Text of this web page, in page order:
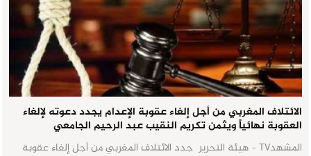
الائتلاف المغربي من أجل إلغاء عقوبة الإعدام يجدد دعوته لإلغاء
العقوبة نهائياً ويثمن تكريم النقيب عبد الرحيم الجامعي
المشهدTV - هيئة التحرير جدد الائتلاف المغربي من أجل إلغاء عقوبة